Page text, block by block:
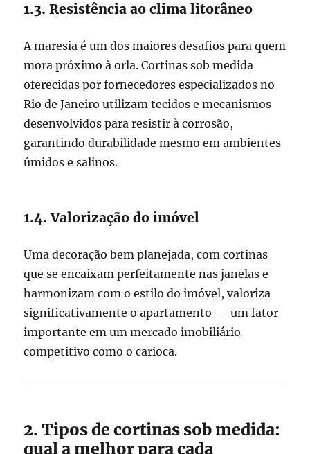
1.3. Resistência ao clima litorâneo
A maresia é um dos maiores desafios para quem
mora próximo à orla. Cortinas sob medida
oferecidas por fornecedores especializados no
Rio de Janeiro utilizam tecidos e mecanismos
desenvolvidos para resistir à corrosão,
garantindo durabilidade mesmo em ambientes
úmidos e salinos.
1.4. Valorização do imóvel
Uma decoração bem planejada, com cortinas
que se encaixam perfeitamente nas janelas e
harmonizam com o estilo do imóvel, valoriza
significativamente o apartamento — um fator
importante em um mercado imobiliário
competitivo como o carioca.
2. Tipos de cortinas sob medida:
qual a melhor para cada